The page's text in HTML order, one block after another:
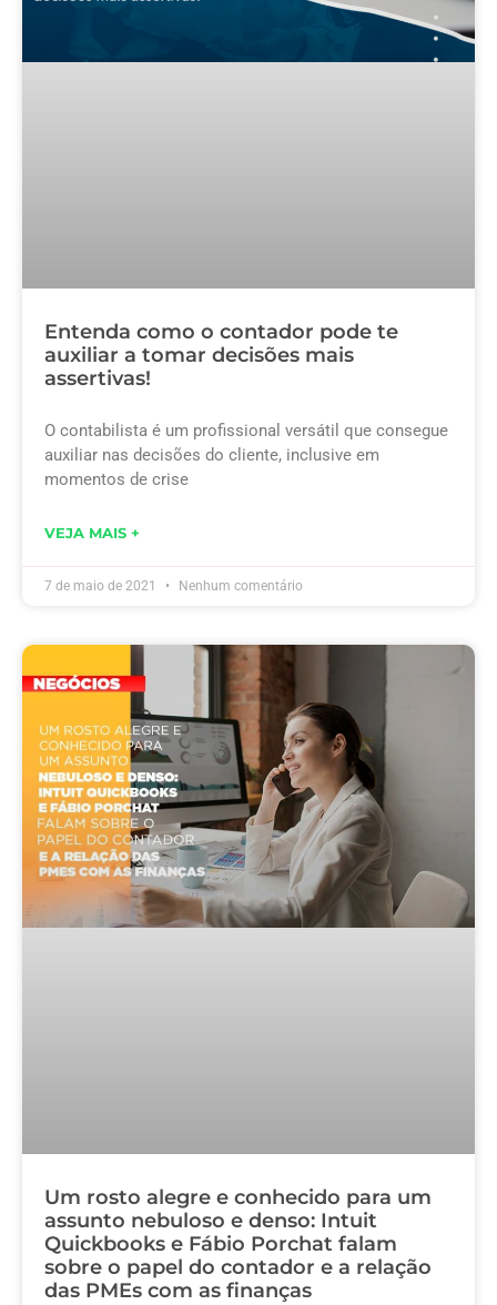
Entenda como o contador pode te
auxiliar a tomar decisões mais
assertivas!
O contabilista é um profissional versátil que consegue
auxiliar nas decisões do cliente, inclusive em
momentos de crise
VEJA MAIS +
7 de maio de 2021 Nenhum comentário
Um rosto alegre e conhecido para um
assunto nebuloso e denso: Intuit
Quickbooks e Fábio Porchat falam
sobre o papel do contador e a relação
das PMEs com as finanças